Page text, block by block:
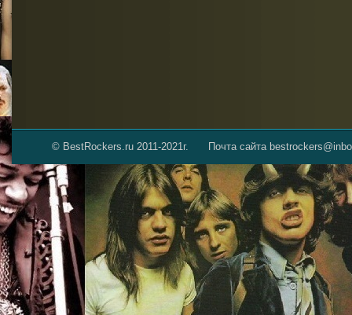
© BestRockers.ru 2011-2021г. Почта сайта